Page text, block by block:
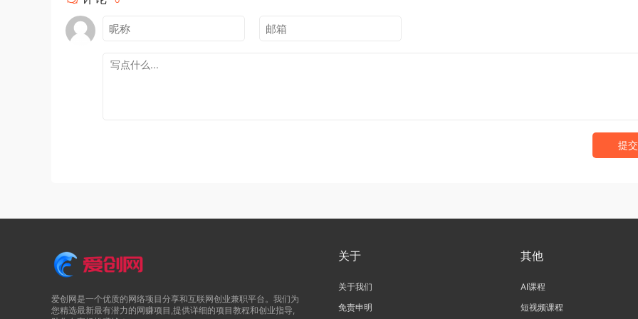
提交
爱创网是一个优质的网络项目分享和互联网创业兼职平台。我们为
您精选最新最有潜力的网赚项目,提供详细的项目教程和创业指导,
关于
关于我们
免责申明
其他
AI课程
短视频课程